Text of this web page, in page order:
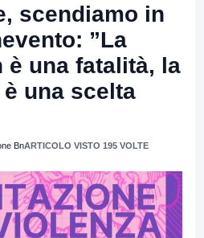
scendiamo in
”La
è una fatalità, la
una scelta
BnARTICOLO VISTO 195 VOLTE